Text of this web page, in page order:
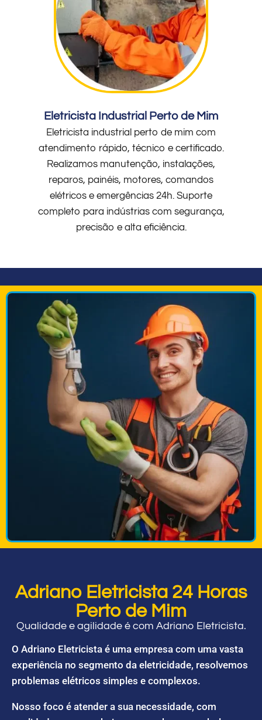
Eletricista Industrial Perto de Mim
Eletricista industrial perto de mim com
atendimento rápido, técnico e certificado.
Realizamos manutenção, instalações,
reparos, painéis, motores, comandos
elétricos e emergências 24h. Suporte
completo para indústrias com segurança,
precisão e alta eficiência.
Adriano Eletricista 24 Horas
Perto de Mim
Qualidade e agilidade é com Adriano Eletricista.
O Adriano Eletricista é uma empresa com uma vasta
experiência no segmento da eletricidade, resolvemos
problemas elétricos simples e complexos.
Nosso foco é atender a sua necessidade, com